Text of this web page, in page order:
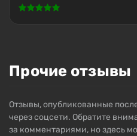
Прочие отзывы
Отзывы, опубликованные
через соцсети. Обратите
за комментариями, но здесь